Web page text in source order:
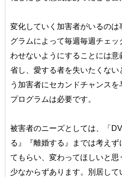
変化していく加害者がいるのは
グラムによって毎週毎週チェ
わせないようにすることには意
省し、愛する者を失いたくな
う加害者にセカンドチャンス
プログラムは必要です。
被害者のニーズとしては、「
る』『離婚する』までは考え
てもらい、変わってほしいと
少なからずあります。別居し